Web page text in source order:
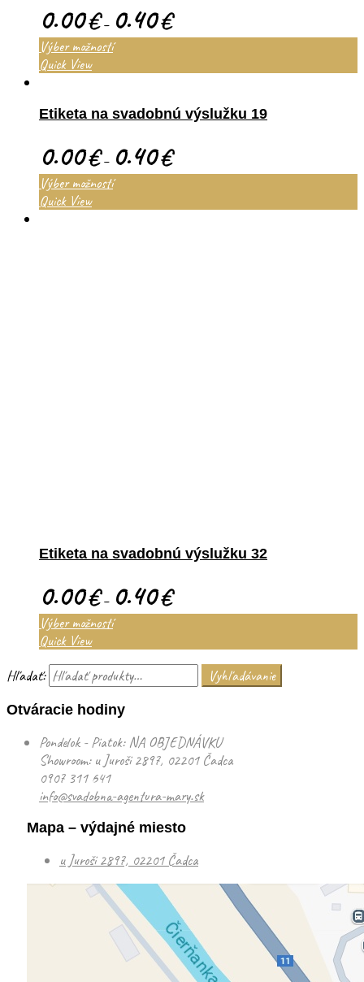
0.00€– 0.40€
Výber možností
Quick View
Etiketa na svadobnú výslužku 19
0.00€– 0.40€
Výber možností
Quick View
Etiketa na svadobnú výslužku 32
0.00€– 0.40€
Výber možností
Quick View
Hľadať:
Vyhľadávanie
Otváracie hodiny
Pondelok - Piatok: NA OBJEDNÁVKU
Showroom: u Juroši 2897, 02201 Čadca
0907 311 641
info@svadobna-agentura-mary.sk
Mapa – výdajné miesto
u Juroši 2897, 02201 Čadca